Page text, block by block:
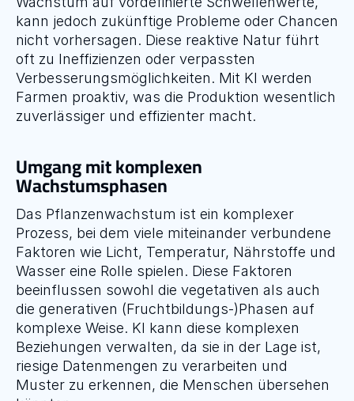
kann jedoch zukünftige Probleme oder Chancen
nicht vorhersagen. Diese reaktive Natur führt
oft zu Ineffizienzen oder verpassten
Verbesserungsmöglichkeiten. Mit KI werden
Farmen proaktiv, was die Produktion wesentlich
zuverlässiger und effizienter macht.
Umgang mit komplexen
Wachstumsphasen
Das Pflanzenwachstum ist ein komplexer
Prozess, bei dem viele miteinander verbundene
Faktoren wie Licht, Temperatur, Nährstoffe und
Wasser eine Rolle spielen. Diese Faktoren
beeinflussen sowohl die vegetativen als auch
die generativen (Fruchtbildungs-)Phasen auf
komplexe Weise. KI kann diese komplexen
Beziehungen verwalten, da sie in der Lage ist,
riesige Datenmengen zu verarbeiten und
Muster zu erkennen, die Menschen übersehen